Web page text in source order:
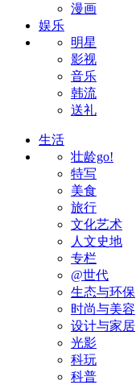
漫画
娱乐
明星
影视
音乐
韩流
送礼
生活
壮龄go!
特写
美食
旅行
文化艺术
人文史地
专栏
@世代
生态与环保
时尚与美容
设计与家居
光影
科玩
科普